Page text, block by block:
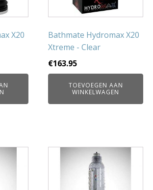
X20
Bathmate Hydromax X20
Xtreme - Clear
€163.95
TOEVOEGEN AAN
WINKELWAGEN